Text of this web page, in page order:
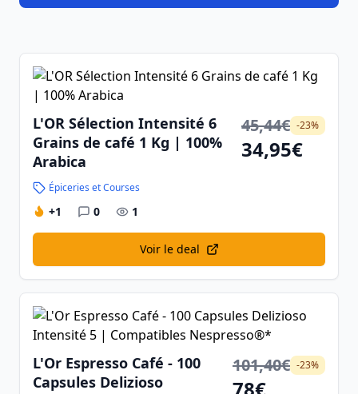
L'OR Sélection Intensité 6
Grains de café 1 Kg | 100%
Arabica
Épiceries et Courses
45,44€ -23%
34,95€
+1 0 1
Voir le deal
L'Or Espresso Café - 100
Capsules Delizioso
101,40€ -23%